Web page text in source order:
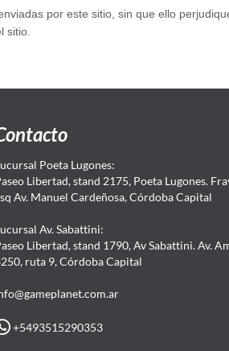
por este sitio, sin que ello
sitio.
Poeta Lugones:
Libertad, stand 2175, Poeta Lugones.
Av. Manuel Cardeñosa, Córdoba Capital
Av. Sabattini:
Libertad, stand 1790, Av Sabattini. Av.
ruta 9, Córdoba Capital
+5493515290353